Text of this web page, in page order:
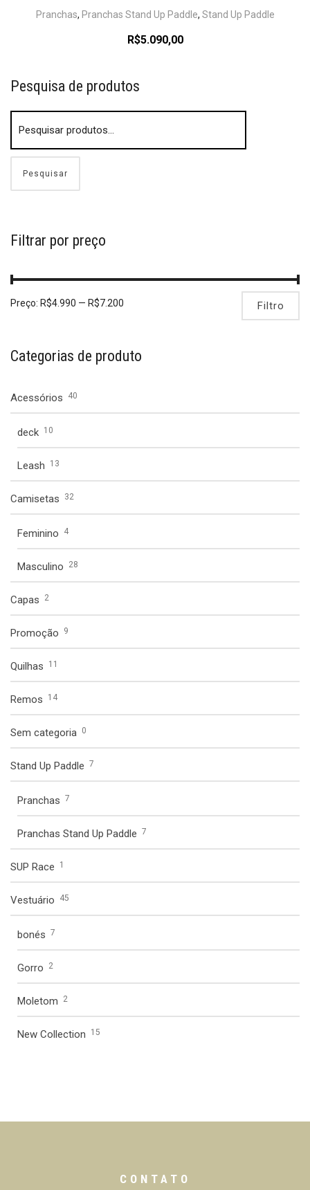
Pranchas, Pranchas Stand Up Paddle, Stand Up Paddle
R$5.090,00
Pesquisa de produtos
Pesquisar
Filtrar por preço
Filtro
Preço: R$4.990 — R$7.200
Categorias de produto
Acessórios 40
deck 10
Leash 13
Camisetas 32
Feminino 4
Masculino 28
Capas 2
Promoção 9
Quilhas 11
Remos 14
Sem categoria 0
Stand Up Paddle 7
Pranchas 7
Pranchas Stand Up Paddle 7
SUP Race 1
Vestuário 45
bonés 7
Gorro 2
Moletom 2
New Collection 15
CONTATO